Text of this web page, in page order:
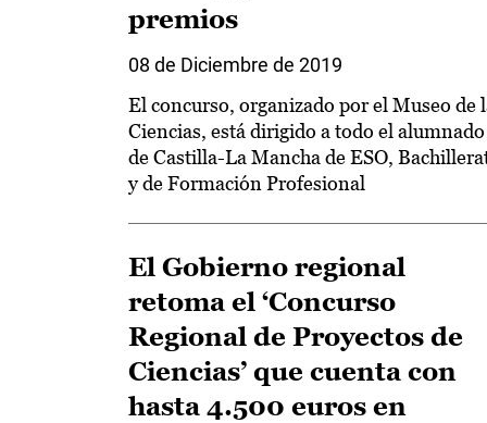
premios
08 de Diciembre de 2019
El concurso, organizado por el Museo de
Ciencias, está dirigido a todo el alumnado
de Castilla-La Mancha de ESO,
y de Formación Profesional
El Gobierno regional
retoma el ‘Concurso
Regional de Proyectos de
Ciencias’ que cuenta con
hasta 4.500 euros en